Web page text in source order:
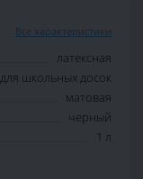
Все характеристики
латексная
для школьных досок
матовая
черный
1 л